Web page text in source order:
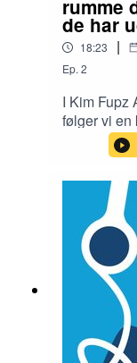
rumme
de har
18:23 |
Ep. 2
I Kim Fupz
følger vi en
gå
langsomt
forståelse
have
den
interview: